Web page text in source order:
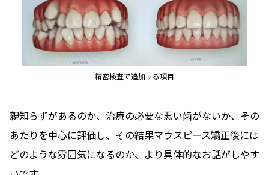
精密検査で追加する項目
親知らずがあるのか、治療の必要な悪い歯がないか、その
あたりを中心に評価し、その結果マウスピース矯正後には
どのような雰囲気になるのか、より具体的なお話がしやす